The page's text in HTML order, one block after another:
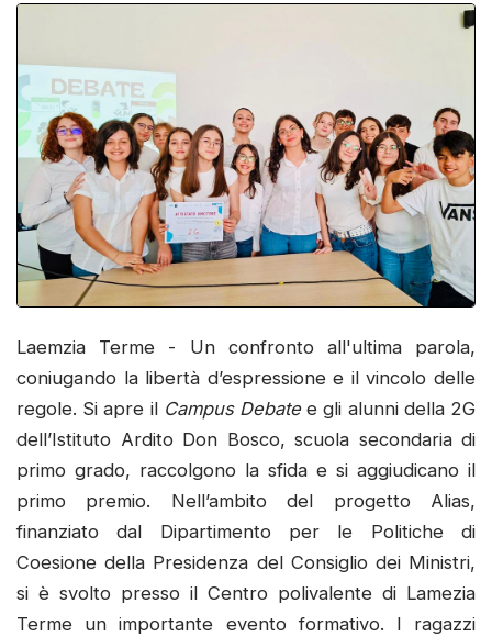
Laemzia Terme - Un confronto all'ultima parola,
coniugando la libertà d’espressione e il vincolo delle
regole. Si apre il Campus Debatee gli alunni della 2G
dell’Istituto Ardito Don Bosco, scuola secondaria di
primo grado, raccolgono la sfida e si aggiudicano il
primo premio. Nell’ambito del progetto Alias,
finanziato dal Dipartimento per le Politiche di
Coesione della Presidenza del Consiglio dei Ministri,
si è svolto presso il Centro polivalente di Lamezia
Terme un importante evento formativo. I ragazzi